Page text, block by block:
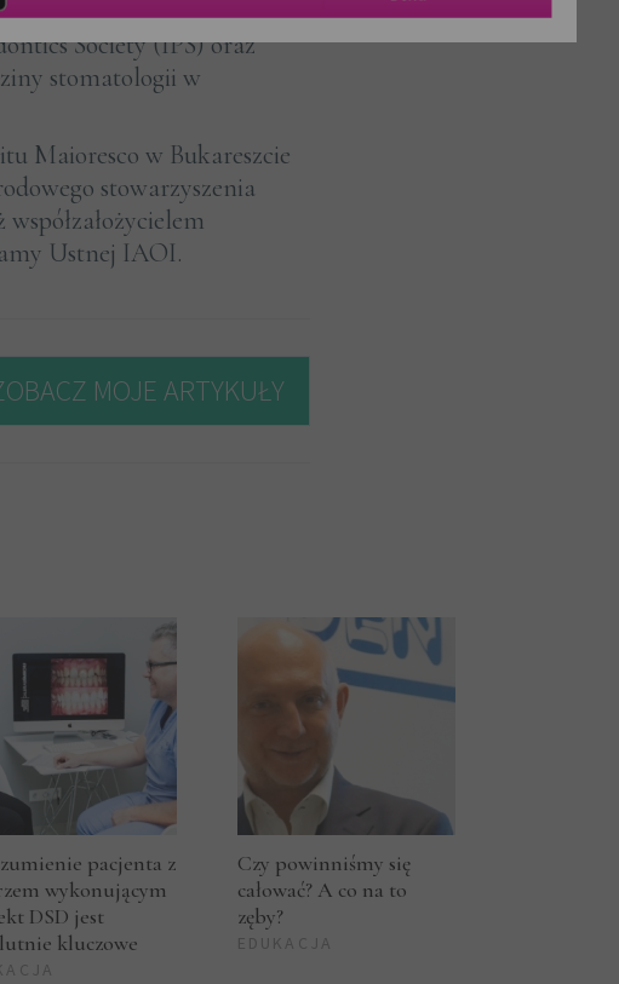
Society (IPS) oraz
stomatologii w
Maioresco w Bukareszcie
stowarzyszenia
Ustnej IAOI.
MOJE ARTYKUŁY
pacjenta z
wykonującym
DSD jest
kluczowe
Czy powinniśmy się
całować? A co na to
zęby?
EDUKACJA